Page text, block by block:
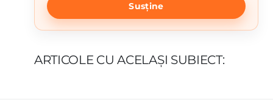
Susține
ARTICOLE CU ACELAȘI SUBIECT: